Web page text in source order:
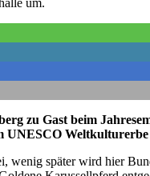
um.
zu Gast beim
UNESCO Weltkulturerbe
wenig später wird hier